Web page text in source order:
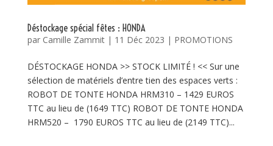
Déstockage spécial fêtes : HONDA
par Camille Zammit| 11 Déc 2023 | PROMOTIONS
DÉSTOCKAGE HONDA >> STOCK LIMITÉ ! << Sur une
sélection de matériels d’entre tien des espaces verts :
ROBOT DE TONTE HONDA HRM310 – 1429 EUROS
TTC au lieu de (1649 TTC) ROBOT DE TONTE HONDA
HRM520 – 1790 EUROS TTC au lieu de (2149 TTC)...